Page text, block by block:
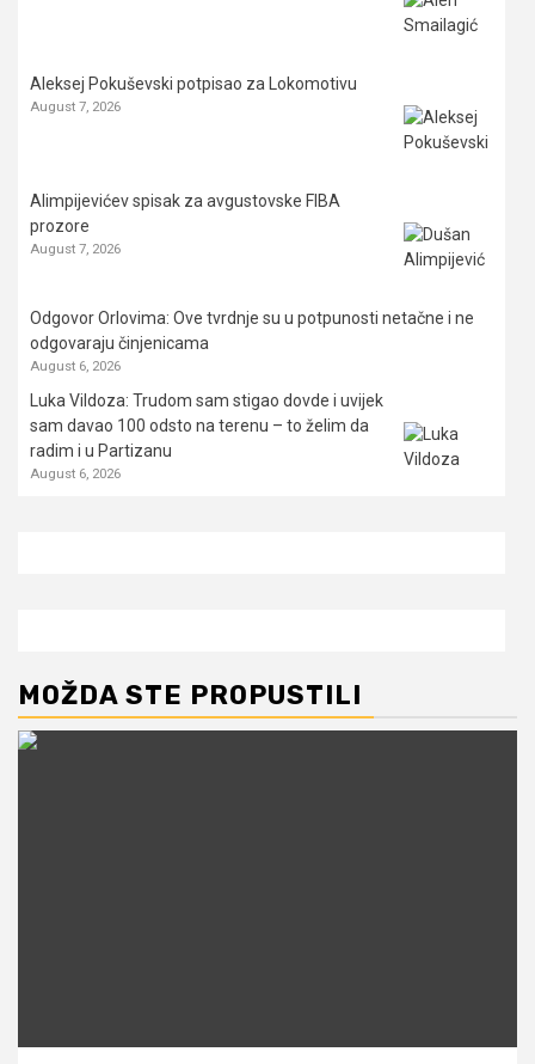
Aleksej Pokuševski potpisao za Lokomotivu
August 7, 2026
Alimpijevićev spisak za avgustovske FIBA
prozore
August 7, 2026
Odgovor Orlovima: ​Ove tvrdnje su u potpunosti netačne i ne
odgovaraju činjenicama
August 6, 2026
Luka Vildoza: Trudom sam stigao dovde i uvijek
sam davao 100 odsto na terenu – to želim da
radim i u Partizanu
August 6, 2026
MOŽDA STE PROPUSTILI